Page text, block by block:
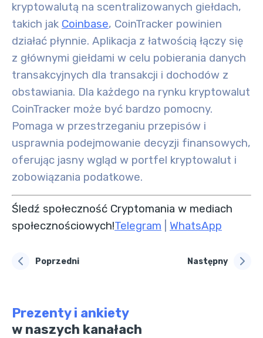
kryptowalutą na scentralizowanych giełdach,
takich jak Coinbase, CoinTracker powinien
działać płynnie. Aplikacja z łatwością łączy się
z głównymi giełdami w celu pobierania danych
transakcyjnych dla transakcji i dochodów z
obstawiania. Dla każdego na rynku kryptowalut
CoinTracker może być bardzo pomocny.
Pomaga w przestrzeganiu przepisów i
usprawnia podejmowanie decyzji finansowych,
oferując jasny wgląd w portfel kryptowalut i
zobowiązania podatkowe.
Śledź społeczność Cryptomania w mediach
społecznościowych!Telegram WhatsApp
Poprzedni Następny
Prezenty i ankiety
w naszych kanałach